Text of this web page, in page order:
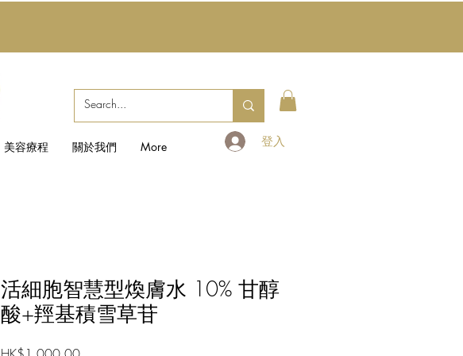
美容療程 關於我們 More 登入
活細胞智慧型煥膚水 10% 甘醇
酸+羥基積雪草苷